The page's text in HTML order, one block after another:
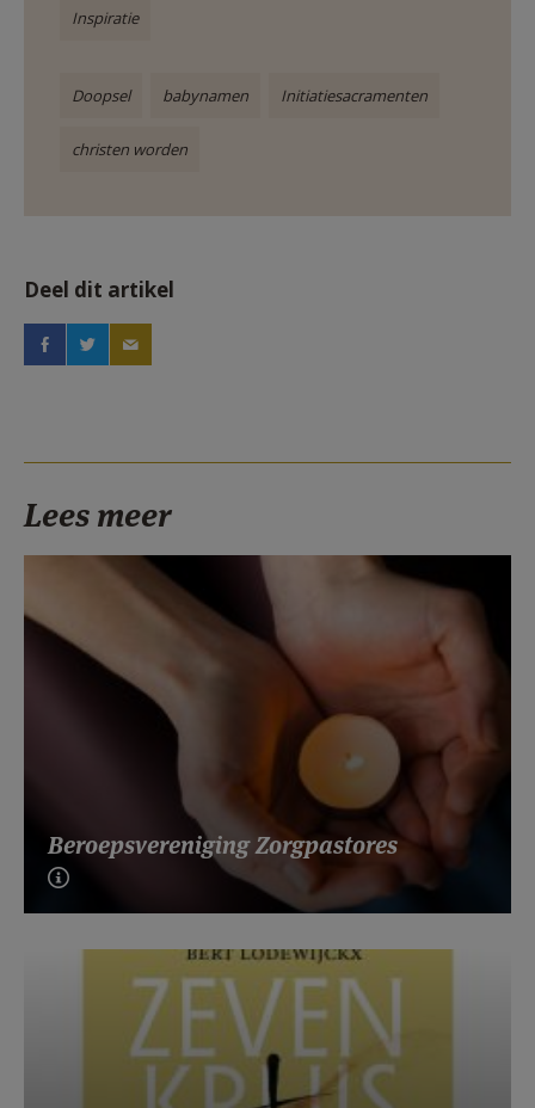
Inspiratie
Doopsel babynamen Initiatiesacramenten
christen worden
Deel dit artikel
Lees meer
Beroepsvereniging Zorgpastores